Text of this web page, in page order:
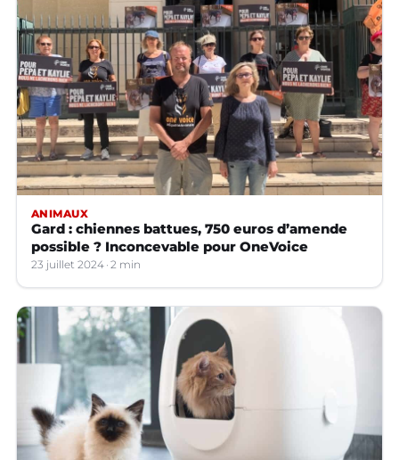
ANIMAUX
Gard : chiennes battues, 750 euros d’amende
possible ? Inconcevable pour OneVoice
23 juillet 2024 2 min